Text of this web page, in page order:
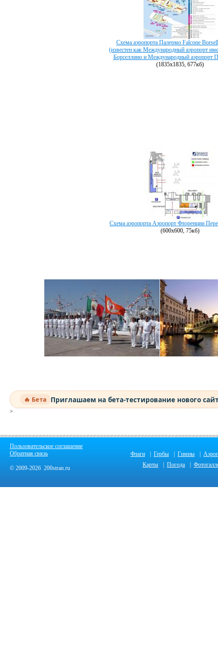
Схема аэропорта Палермо Falcone
(известен как Международный аэропорт
Борселлино и Международный аэропорт
(1835х1835, 677кб)
Схема аэропорта Аэропорт Флоренции
(600х600, 75кб)
🔥 Бета Приглашаем на бета-тестирование нового
>
Пользовательское соглашение
Обратная связь
© 2009-2026 200stran.ru
Флаги Гербы Гимны
Карты
Погода